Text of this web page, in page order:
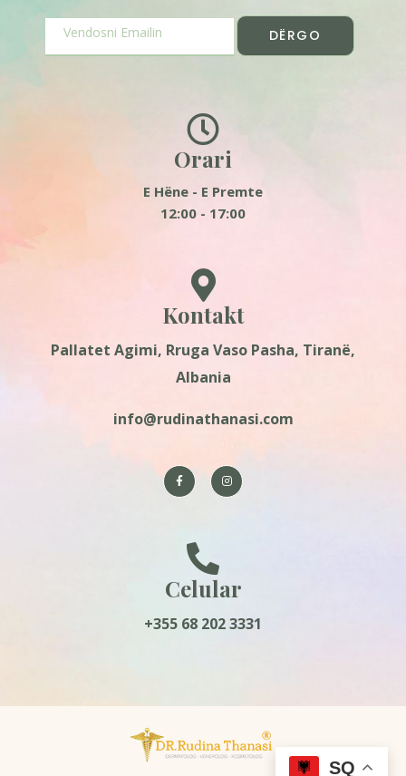
DËRGO
Orari
E Hëne - E Premte
12:00 - 17:00
Kontakt
Pallatet Agimi, Rruga Vaso Pasha, Tiranë,
Albania
info@rudinathanasi.com
Celular
+355 68 202 3331
SQ